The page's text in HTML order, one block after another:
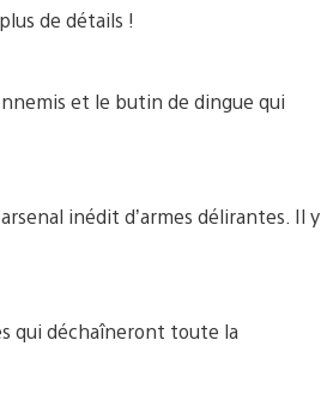
de détails !
et le butin de dingue qui
inédit d’armes délirantes. Il y
qui déchaîneront toute la